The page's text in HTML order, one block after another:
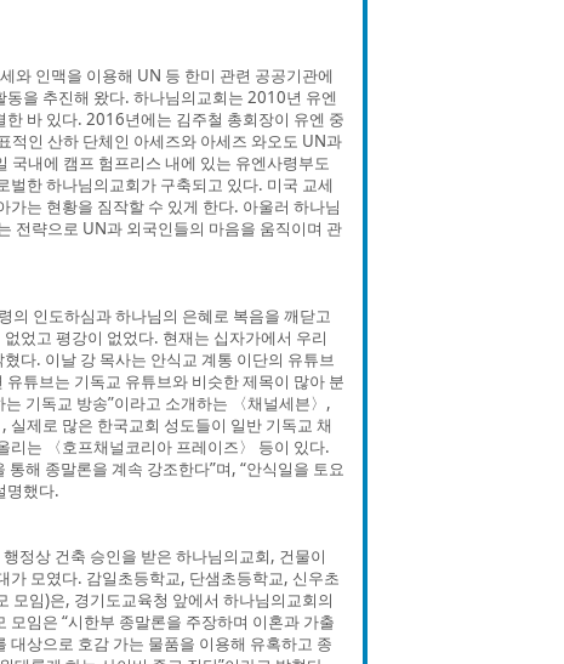
와 인맥을 이용해 UN 등 한미 관련 공공기관에
을 추진해 왔다. 하나님의교회는 2010년 유엔
바 있다. 2016년에는 김주철 총회장이 유엔 중
적인 산하 단체인 아세즈와 아세즈 와오도 UN과
국내에 캠프 험프리스 내에 있는 유엔사령부도
한 하나님의교회가 구축되고 있다. 미국 교세
는 현황을 짐작할 수 있게 한다. 아울러 하나님
전략으로 UN과 외국인들의 마음을 움직이며 관
의 인도하심과 하나님의 은혜로 복음을 깨닫고
었고 평강이 없었다. 현재는 십자가에서 우리
다. 이날 강 목사는 안식교 계통 이단의 유튜브
튜브는 기독교 유튜브와 비슷한 제목이 많아 분
기독교 방송”이라고 소개하는 〈채널세븐〉,
제로 많은 한국교회 성도들이 일반 기독교 채
리는 〈호프채널코리아 프레이즈〉 등이 있다.
해 종말론을 계속 강조한다”며, “안식일을 토요
명했다.
정상 건축 승인을 받은 하나님의교회, 건물이
가 모였다. 감일초등학교, 단샘초등학교, 신우초
모임)은, 경기도교육청 앞에서 하나님의교회의
임은 “시한부 종말론을 주장하며 이혼과 가출
대상으로 호감 가는 물품을 이용해 유혹하고 종